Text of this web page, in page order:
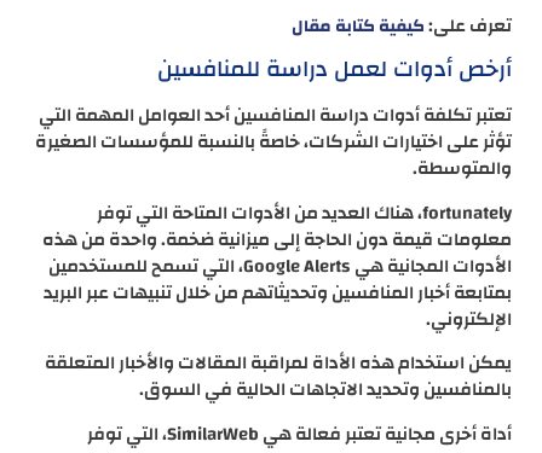
تعرف على:كيفية كتابة مقال
أرخص أدوات لعمل دراسة للمنافسين
تعتبر تكلفة أدوات دراسة المنافسين أحد العوامل المهمة التي
تؤثر على اختيارات الشركات، خاصةً بالنسبة للمؤسسات الصغيرة
والمتوسطة.
fortunately، هناك العديد من الأدوات المتاحة التي توفر
معلومات قيمة دون الحاجة إلى ميزانية ضخمة. واحدة من هذه
الأدوات المجانية هي Google Alerts، التي تسمح للمستخدمين
بمتابعة أخبار المنافسين وتحديثاتهم من خلال تنبيهات عبر البريد
الإلكتروني.
يمكن استخدام هذه الأداة لمراقبة المقالات والأخبار المتعلقة
بالمنافسين وتحديد الاتجاهات الحالية في السوق.
أداة أخرى مجانية تعتبر فعالة هي SimilarWeb، التي توفر